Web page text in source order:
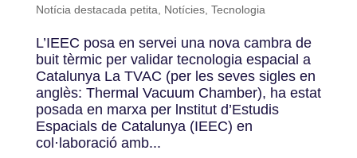
Notícia destacada petita
Notícies, Tecnologia
L’IEEC posa en servei una nova cambra de
buit tèrmic per validar tecnologia espacial a
Catalunya La TVAC (per les seves sigles en
anglès: Thermal Vacuum Chamber), ha estat
posada en marxa per lnstitut d’Estudis
Espacials de Catalunya (IEEC) en
col·laboració amb...